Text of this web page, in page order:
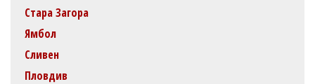
Стара Загора
Ямбол
Сливен
Пловдив